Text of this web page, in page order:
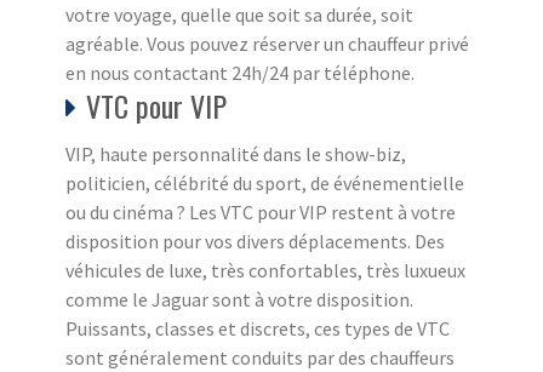
votre voyage, quelle que soit sa durée, soit
agréable. Vous pouvez réserver un chauffeur privé
en nous contactant 24h/24 par téléphone.
VTC pour VIP
VIP, haute personnalité dans le show-biz,
politicien, célébrité du sport, de événementielle
ou du cinéma ? Les VTC pour VIP restent à votre
disposition pour vos divers déplacements. Des
véhicules de luxe, très confortables, très luxueux
comme le Jaguar sont à votre disposition.
Puissants, classes et discrets, ces types de VTC
sont généralement conduits par des chauffeurs